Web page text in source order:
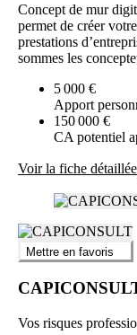
Concept de mur
permet de créer
prestations
sommes les
5 000 €
Apport
150 000 €
CA potentiel
Voir la fiche détaillée
Mettre en favoris
Vos risques